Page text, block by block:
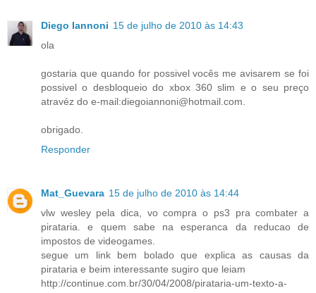
Diego Iannoni 15 de julho de 2010 às 14:43
ola
gostaria que quando for possivel vocês me avisarem se foi
possivel o desbloqueio do xbox 360 slim e o seu preço
atravéz do e-mail:diegoiannoni@hotmail.com.
obrigado.
Responder
Mat_Guevara 15 de julho de 2010 às 14:44
vlw wesley pela dica, vo compra o ps3 pra combater a
pirataria. e quem sabe na esperanca da reducao de
impostos de videogames.
segue um link bem bolado que explica as causas da
pirataria e beim interessante sugiro que leiam
http://continue.com.br/30/04/2008/pirataria-um-texto-a-